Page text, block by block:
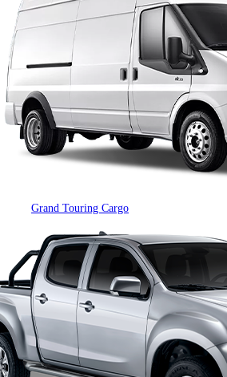
Grand Touring Cargo